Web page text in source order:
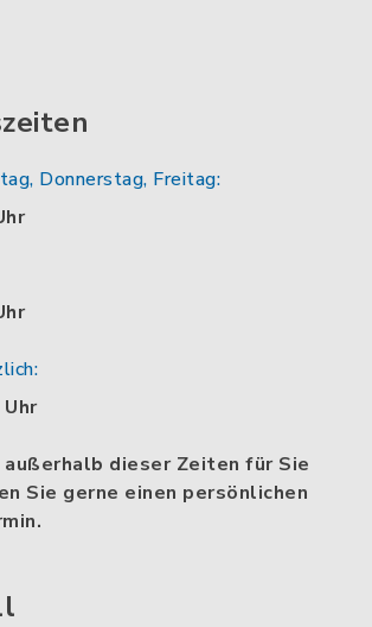
Donnerstag, Freitag:
außerhalb dieser Zeiten für Sie
Sie gerne einen persönlichen